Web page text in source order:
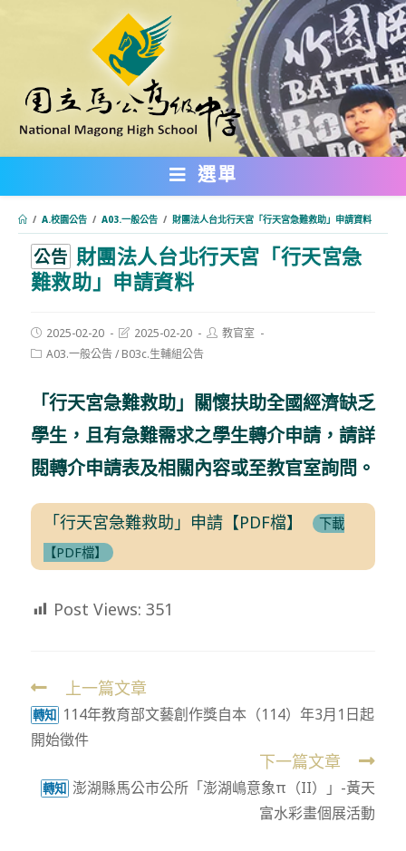
內
選單
/ A.校園公告 / A03.一般公告 / 財團法人台北行天宮「行天宮急難救助」申請資料
公告 財團法人台北行天宮「行天宮急
難救助」申請資料
Post
published:
2025-02-20
Post
modified:
2025-02-20
Post教官室
PostA03.一般公告/ B03c.生輔組公告
「行天宮急難救助」關懷扶助全國經濟缺乏
學生，且有急難需求之學生轉介申請，請詳
閱轉介申請表及相關內容或至教官室詢問。
「行天宮急難救助」申請【PDF檔】
下載
【PDF檔】
Post Views: 351
Read
more
articles
上一篇文章
轉知 114年教育部文藝創作獎自本（114）年3月1日起
開始徵件
下一篇文章
轉知 澎湖縣馬公市公所「澎湖嶋意象π（II）」-黃天
富水彩畫個展活動